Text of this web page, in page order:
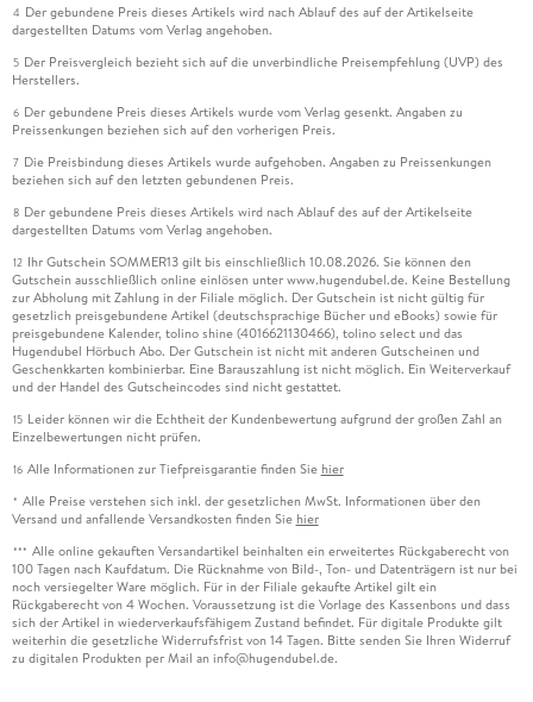
4 Der gebundene Preis dieses Artikels wird nach Ablauf des auf der Artikelseite
dargestellten Datums vom Verlag angehoben.
5 Der Preisvergleich bezieht sich auf die unverbindliche Preisempfehlung (UVP) des
Herstellers.
6 Der gebundene Preis dieses Artikels wurde vom Verlag gesenkt. Angaben zu
Preissenkungen beziehen sich auf den vorherigen Preis.
7 Die Preisbindung dieses Artikels wurde aufgehoben. Angaben zu Preissenkungen
beziehen sich auf den letzten gebundenen Preis.
8 Der gebundene Preis dieses Artikels wird nach Ablauf des auf der Artikelseite
dargestellten Datums vom Verlag angehoben.
12 Ihr Gutschein SOMMER13 gilt bis einschließlich 10.08.2026. Sie können den
Gutschein ausschließlich online einlösen unter www.hugendubel.de. Keine Bestellung
zur Abholung mit Zahlung in der Filiale möglich. Der Gutschein ist nicht gültig für
gesetzlich preisgebundene Artikel (deutschsprachige Bücher und eBooks) sowie für
preisgebundene Kalender, tolino shine (4016621130466), tolino select und das
Hugendubel Hörbuch Abo. Der Gutschein ist nicht mit anderen Gutscheinen und
Geschenkkarten kombinierbar. Eine Barauszahlung ist nicht möglich. Ein Weiterverkauf
und der Handel des Gutscheincodes sind nicht gestattet.
15 Leider können wir die Echtheit der Kundenbewertung aufgrund der großen Zahl an
Einzelbewertungen nicht prüfen.
16 Alle Informationen zur Tiefpreisgarantie finden Sie hier
* Alle Preise verstehen sich inkl. der gesetzlichen MwSt. Informationen über den
Versand und anfallende Versandkosten finden Sie hier
*** Alle online gekauften Versandartikel beinhalten ein erweitertes Rückgaberecht von
100 Tagen nach Kaufdatum. Die Rücknahme von Bild-, Ton- und Datenträgern ist nur bei
noch versiegelter Ware möglich. Für in der Filiale gekaufte Artikel gilt ein
Rückgaberecht von 4 Wochen. Voraussetzung ist die Vorlage des Kassenbons und dass
sich der Artikel in wiederverkaufsfähigem Zustand befindet. Für digitale Produkte gilt
weiterhin die gesetzliche Widerrufsfrist von 14 Tagen. Bitte senden Sie Ihren Widerruf
zu digitalen Produkten per Mail an info@hugendubel.de.